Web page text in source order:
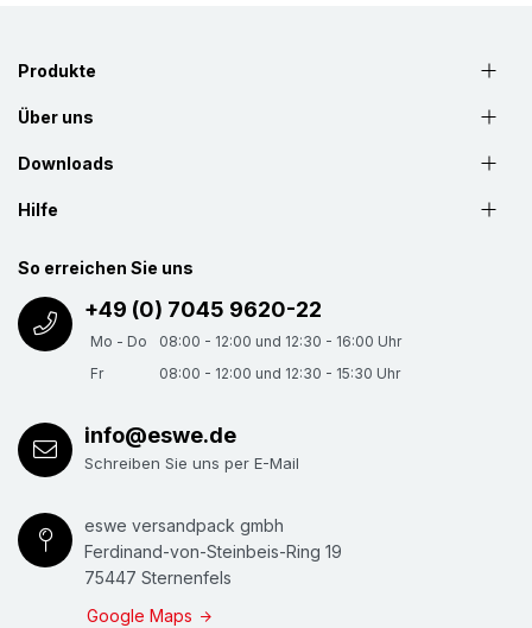
Produkte
Über uns
Downloads
Hilfe
So erreichen Sie uns
+49 (0) 7045 9620-22
Mo - Do
08:00 - 12:00 und 12:30 - 16:00 Uhr
Fr
08:00 - 12:00 und 12:30 - 15:30 Uhr
info@eswe.de
Schreiben Sie uns per E-Mail
eswe versandpack gmbh
Ferdinand-von-Steinbeis-Ring 19
75447 Sternenfels
Google Maps